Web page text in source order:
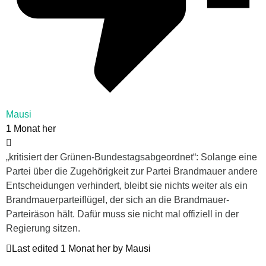
Mausi
1 Monat her
„kritisiert der Grünen-Bundestagsabgeordnet“: Solange eine
Partei über die Zugehörigkeit zur Partei Brandmauer andere
Entscheidungen verhindert, bleibt sie nichts weiter als ein
Brandmauerparteiflügel, der sich an die Brandmauer-
Parteiräson hält. Dafür muss sie nicht mal offiziell in der
Regierung sitzen.
Last edited 1 Monat her by Mausi